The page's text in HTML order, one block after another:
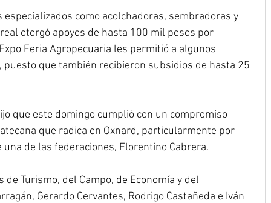
como acolchadoras, sembradoras y
otorgó apoyos de hasta 100 mil pesos por
Feria Agropecuaria les permitió a algunos
que también recibieron subsidios de hasta 25
que este domingo cumplió con un compromiso
que radica en Oxnard, particularmente por
de las federaciones, Florentino Cabrera.
Turismo, del Campo, de Economía y del
Gerardo Cervantes, Rodrigo Castañeda e Iván